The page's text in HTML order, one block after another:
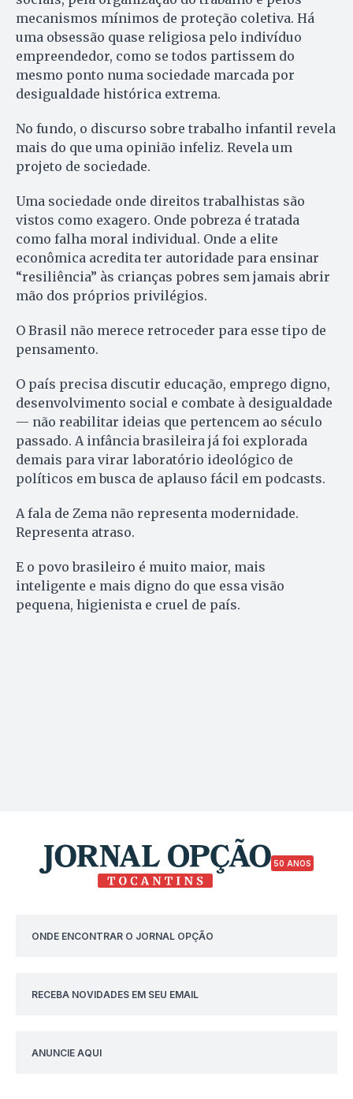
mecanismos mínimos de proteção coletiva. Há
uma obsessão quase religiosa pelo indivíduo
empreendedor, como se todos partissem do
mesmo ponto numa sociedade marcada por
desigualdade histórica extrema.
No fundo, o discurso sobre trabalho infantil revela
mais do que uma opinião infeliz. Revela um
projeto de sociedade.
Uma sociedade onde direitos trabalhistas são
vistos como exagero. Onde pobreza é tratada
como falha moral individual. Onde a elite
econômica acredita ter autoridade para ensinar
“resiliência” às crianças pobres sem jamais abrir
mão dos próprios privilégios.
O Brasil não merece retroceder para esse tipo de
pensamento.
O país precisa discutir educação, emprego digno,
desenvolvimento social e combate à desigualdade
— não reabilitar ideias que pertencem ao século
passado. A infância brasileira já foi explorada
demais para virar laboratório ideológico de
políticos em busca de aplauso fácil em podcasts.
A fala de Zema não representa modernidade.
Representa atraso.
E o povo brasileiro é muito maior, mais
inteligente e mais digno do que essa visão
pequena, higienista e cruel de país.
50 ANOS
ONDE ENCONTRAR O JORNAL OPÇÃO
RECEBA NOVIDADES EM SEU EMAIL
ANUNCIE AQUI